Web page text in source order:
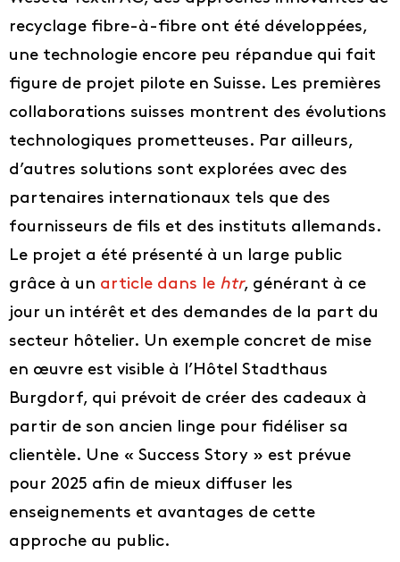
recyclage fibre-à-fibre ont été développées,
une technologie encore peu répandue qui fait
figure de projet pilote en Suisse. Les premières
collaborations suisses montrent des évolutions
technologiques prometteuses. Par ailleurs,
d’autres solutions sont explorées avec des
partenaires internationaux tels que des
fournisseurs de fils et des instituts allemands.
Le projet a été présenté à un large public
grâce à un article dans le htr, générant à ce
jour un intérêt et des demandes de la part du
secteur hôtelier. Un exemple concret de mise
en œuvre est visible à l’Hôtel Stadthaus
Burgdorf, qui prévoit de créer des cadeaux à
partir de son ancien linge pour fidéliser sa
clientèle. Une « Success Story » est prévue
pour 2025 afin de mieux diffuser les
enseignements et avantages de cette
approche au public.